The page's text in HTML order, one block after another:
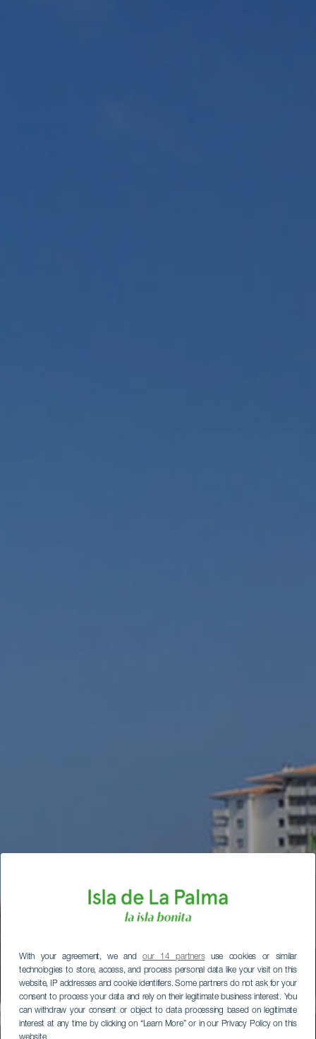
With your agreement, we andour 14 partnersuse cookies or similar
technologies to store, access, and process personal data like your visit on this
website, IP addresses and cookie identifiers. Some partners do not ask for your
consent to process your data and rely on their legitimate business interest. You
can withdraw your consent or object to data processing based on legitimate
interest at any time by clicking on “Learn More” or in our Privacy Policy on this